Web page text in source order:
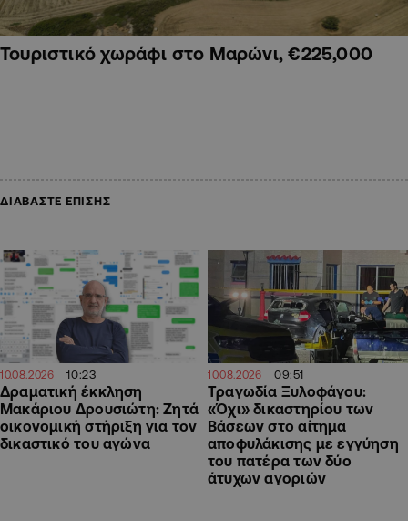
Τουριστικό χωράφι στο Μαρώνι, €225,000
ΔΙΑΒΑΣΤΕ ΕΠΙΣΗΣ
10.08.2026 10:23
Δραματική έκκληση
Μακάριου Δρουσιώτη: Ζητά
οικονομική στήριξη για τον
δικαστικό του αγώνα
10.08.2026 09:51
Τραγωδία Ξυλοφάγου:
«Όχι» δικαστηρίου των
Βάσεων στο αίτημα
αποφυλάκισης με εγγύηση
του πατέρα των δύο
άτυχων αγοριών